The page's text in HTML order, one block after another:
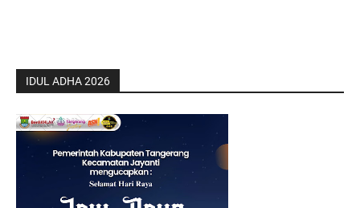
IDUL ADHA 2026